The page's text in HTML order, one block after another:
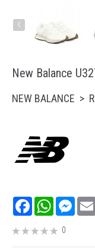
‹
New Balance
NEW BALANCE >
FacebookWhatsApp
0